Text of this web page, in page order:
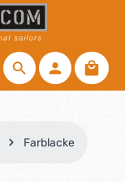
Farblacke